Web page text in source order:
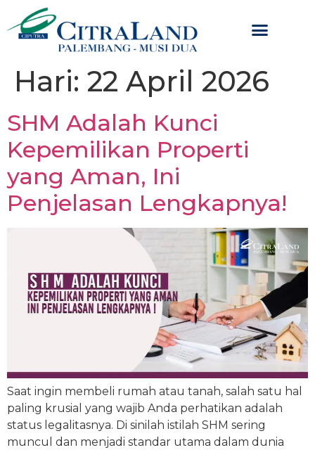
Hari: 22 April 2026
SHM Adalah Kunci
Kepemilikan Properti
yang Aman, Ini
Penjelasan Lengkapnya!
Saat ingin membeli rumah atau tanah, salah satu hal
paling krusial yang wajib Anda perhatikan adalah
status legalitasnya. Di sinilah istilah SHM sering
muncul dan menjadi standar utama dalam dunia